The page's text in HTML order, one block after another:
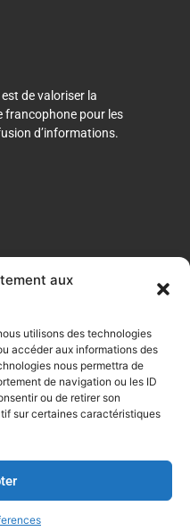
aux
utilisons des technologies
accéder aux informations des
nous permettra de
de navigation ou les ID
ou de retirer son
sur certaines caractéristiques
de valoriser la
francophone pour les
d’informations.
n
s
t
a
g
r